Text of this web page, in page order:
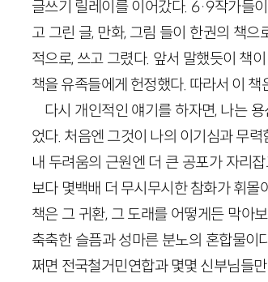
글쓰기 릴레이를 이어갔다. 6·9작가들
고 그린 글, 만화, 그림 들이 한권의 책
적으로, 쓰고 그렸다. 앞서 말했듯이 책
책을 유족들에게 헌정했다. 따라서 이
다시 개인적인 얘기를 하자면, 나는
었다. 처음엔 그것이 나의 이기심과 무
내 두려움의 근원엔 더 큰 공포가 자리
보다 몇백배 더 무시무시한 참화가 휘몰
책은 그 귀환, 그 도래를 어떻게든 막아
축축한 슬픔과 성마른 분노의 혼합물이
쩌면 전국철거민연합과 몇몇 신부님들